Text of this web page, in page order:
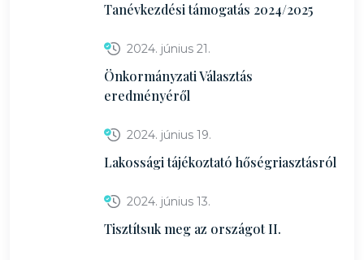
Tanévkezdési támogatás 2024/2025
2024. június 21.
Önkormányzati Választás
eredményéről
2024. június 19.
Lakossági tájékoztató hőségriasztásról
2024. június 13.
Tisztítsuk meg az országot II.